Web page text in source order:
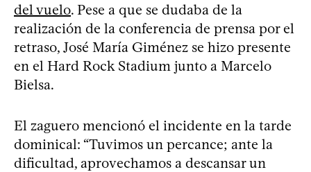
del vuelo. Pese a que se dudaba de la
realización de la conferencia de prensa por el
retraso, José María Giménez se hizo presente
en el Hard Rock Stadium junto a Marcelo
Bielsa.
El zaguero mencionó el incidente en la tarde
dominical: “Tuvimos un percance; ante la
dificultad, aprovechamos a descansar un